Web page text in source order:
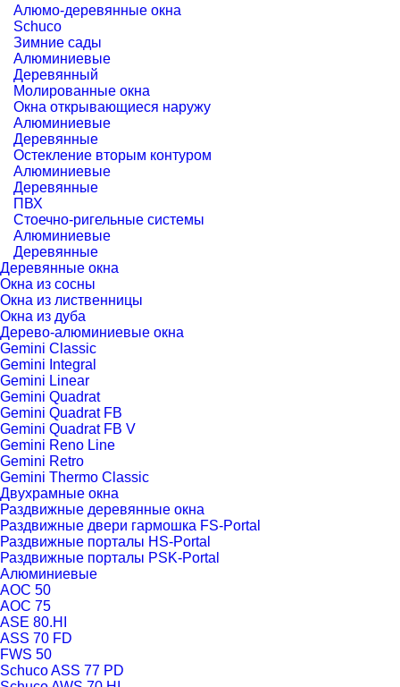
Алюмо-деревянные окна
Schuco
Зимние сады
Алюминиевые
Деревянный
Молированные окна
Окна открывающиеся наружу
Алюминиевые
Деревянные
Остекление вторым контуром
Алюминиевые
Деревянные
ПВХ
Стоечно-ригельные системы
Алюминиевые
Деревянные
Деревянные окна
Окна из сосны
Окна из лиственницы
Окна из дуба
Дерево-алюминиевые окна
Gemini Classic
Gemini Integral
Gemini Linear
Gemini Quadrat
Gemini Quadrat FB
Gemini Quadrat FB V
Gemini Reno Line
Gemini Retro
Gemini Thermo Classic
Двухрамные окна
Раздвижные деревянные окна
Раздвижные двери гармошка FS-Portal
Раздвижные порталы HS-Portal
Раздвижные порталы PSK-Portal
Алюминиевые
AOC 50
AOC 75
ASE 80.HI
ASS 70 FD
FWS 50
Schuco ASS 77 PD